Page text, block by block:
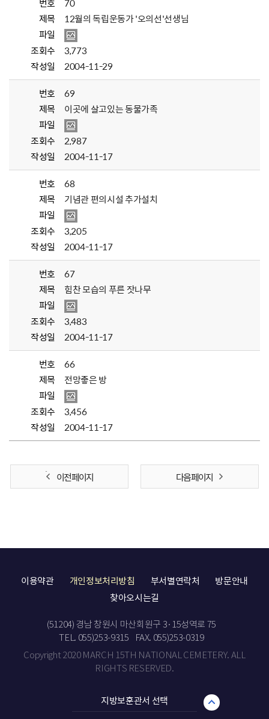
번호
70
제목
12월의 독립운동가 '오의선'선생님
파일
조회수
3,773
작성일
2004-11-29
번호
69
제목
이곳에 살고있는 동물가족
파일
조회수
2,987
작성일
2004-11-17
번호
68
제목
기념관 편의시설 추가설치
파일
조회수
3,205
작성일
2004-11-17
번호
67
제목
힘찬 모습의 푸른 잣나무
파일
조회수
3,483
작성일
2004-11-17
번호
66
제목
전망좋은 방
파일
조회수
3,456
작성일
2004-11-17
이전 페이지 다음 페이지
이용약관 개인정보처리방침 부서별연락처
방문안내
찾아오시는길
(51204) 경남 창원시 마산회원구 3·15성역로 75
TEL. 055)253-9315
FAX. 055)253-0319
Copyright 2020 MARCH 15TH NATIONAL CEMETERY. ALL
RIGHTS RESERVED.
지방보훈관서 선택